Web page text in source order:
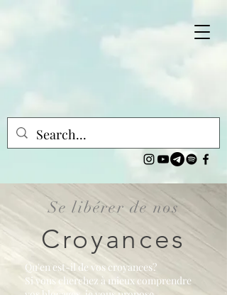
Se libérer de nos
Croyances
Qu'en est-il de vos croyances?
Si vous cherchez à mieux comprendre